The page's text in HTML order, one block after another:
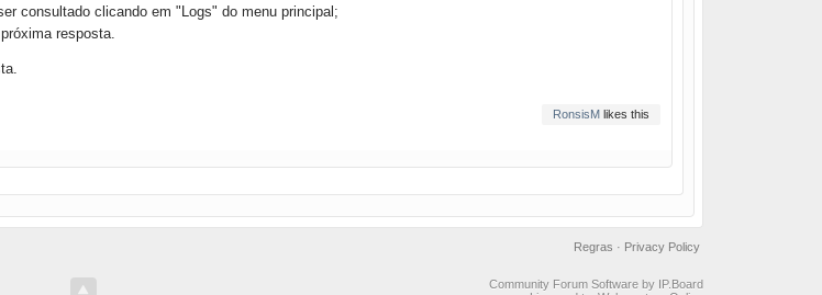
consultado clicando em "Logs" do menu principal;
resposta.
RonsisM likes this
Privacy Policy
Regras ·
Community Forum Software by IP.Board